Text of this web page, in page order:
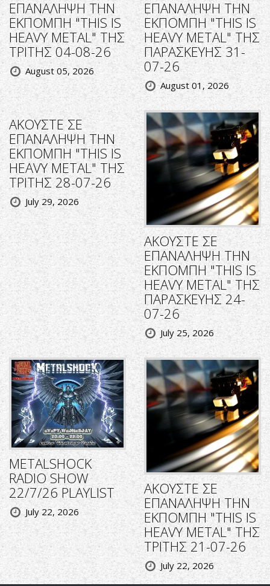
ΕΠΑΝΑΛΗΨΗ ΤΗΝ
ΕΚΠΟΜΠΗ "THIS IS
HEAVY METAL" ΤΗΣ
ΤΡΙΤΗΣ 04-08-26
August 05, 2026
ΕΠΑΝΑΛΗΨΗ ΤΗΝ
ΕΚΠΟΜΠΗ "THIS IS
HEAVY METAL" ΤΗΣ
ΠΑΡΑΣΚΕΥΗΣ 31-
07-26
August 01, 2026
ΑΚΟΥΣΤΕ ΣΕ
ΕΠΑΝΑΛΗΨΗ ΤΗΝ
ΕΚΠΟΜΠΗ "THIS IS
HEAVY METAL" ΤΗΣ
ΤΡΙΤΗΣ 28-07-26
July 29, 2026
ΑΚΟΥΣΤΕ ΣΕ
ΕΠΑΝΑΛΗΨΗ ΤΗΝ
ΕΚΠΟΜΠΗ "THIS IS
HEAVY METAL" ΤΗΣ
ΠΑΡΑΣΚΕΥΗΣ 24-
07-26
July 25, 2026
METALSHOCK
RADIO SHOW
22/7/26 PLAYLIST
July 22, 2026
ΑΚΟΥΣΤΕ ΣΕ
ΕΠΑΝΑΛΗΨΗ ΤΗΝ
ΕΚΠΟΜΠΗ "THIS IS
HEAVY METAL" ΤΗΣ
ΤΡΙΤΗΣ 21-07-26
July 22, 2026